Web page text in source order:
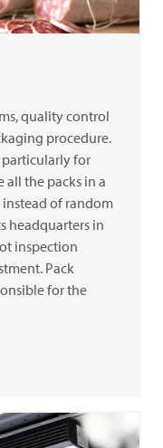
quality control
procedure.
particularly for
all the packs in a
instead of random
headquarters in
inspection
Pack
for the